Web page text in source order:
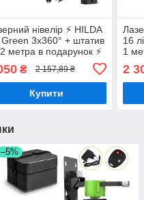
нівелір ⚡ HILDA
3x360° + штатив
метра в подарунок ⚡
₴ 2 157,89 ₴
Купити
16
1
2
–5%